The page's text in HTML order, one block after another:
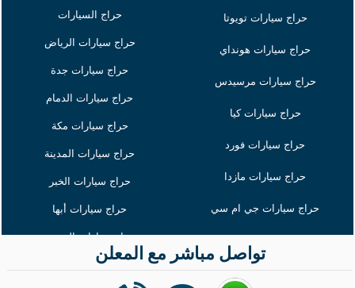
تواصل مباشر مع المعلن
حراج السيارات
حراج سيارات الرياض
حراج سيارات جدة
حراج سيارات الدمام
حراج سيارات مكة
حراج سيارات المدينة
حراج سيارات الخبر
حراج سيارات أبها
حراج سيارات القصيم
حراج سيارات تويوتا
حراج سيارات هونداي
حراج سيارات مرسيدس
حراج سيارات كيا
حراج سيارات فورد
حراج سيارات مازدا
حراج سيارات جي ام سي